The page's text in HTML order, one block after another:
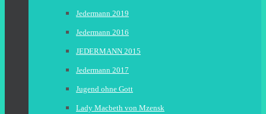
Jedermann 2019
Jedermann 2016
JEDERMANN 2015
Jedermann 2017
Jugend ohne Gott
Lady Macbeth von Mzensk